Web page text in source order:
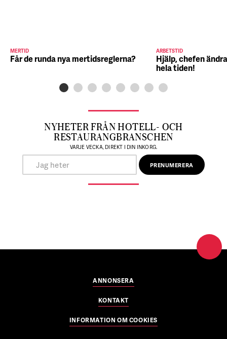
MERTID
Får de runda nya mertidsreglerna?
ARBETSTID
Hjälp, chefen
hela tiden!
NYHETER FRÅN HOTELL- OCH
RESTAURANGBRANSCHEN
VARJE VECKA, DIREKT I DIN INKORG.
ANNONSERA
KONTAKT
INFORMATION OM COOKIES